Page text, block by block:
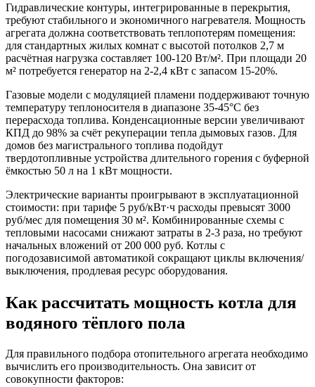
Гидравлические контуры, интегрированные в перекрытия,
требуют стабильного и экономичного нагревателя. Мощность
агрегата должна соответствовать теплопотерям помещения:
для стандартных жилых комнат с высотой потолков 2,7 м
расчётная нагрузка составляет 100-120 Вт/м². При площади 20
м² потребуется генератор на 2-2,4 кВт с запасом 15-20%.
Газовые модели с модуляцией пламени поддерживают точную
температуру теплоносителя в диапазоне 35-45°C без
перерасхода топлива. Конденсационные версии увеличивают
КПД до 98% за счёт рекуперации тепла дымовых газов. Для
домов без магистрального топлива подойдут
твердотопливные устройства длительного горения с буферной
ёмкостью 50 л на 1 кВт мощности.
Электрические варианты проигрывают в эксплуатационной
стоимости: при тарифе 5 руб/кВт·ч расходы превысят 3000
руб/мес для помещения 30 м². Комбинированные схемы с
тепловыми насосами снижают затраты в 2-3 раза, но требуют
начальных вложений от 200 000 руб. Котлы с
погодозависимой автоматикой сокращают циклы включения/
выключения, продлевая ресурс оборудования.
Как рассчитать мощность котла для
водяного тёплого пола
Для правильного подбора отопительного агрегата необходимо
вычислить его производительность. Она зависит от
совокупности факторов: